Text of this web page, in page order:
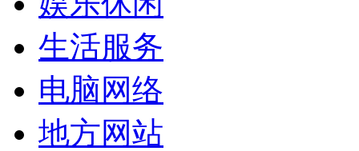
生活服务
电脑网络
地方网站